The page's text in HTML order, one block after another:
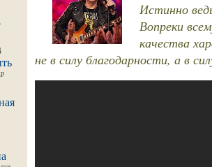
Истинно
Вопреки
качества
не в силу благодарности, а в